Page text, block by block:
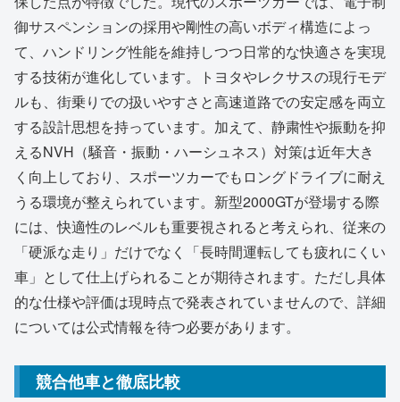
御サスペンションの採用や剛性の高いボディ構造によっ
て、ハンドリング性能を維持しつつ日常的な快適さを実現
する技術が進化しています。トヨタやレクサスの現行モデ
ルも、街乗りでの扱いやすさと高速道路での安定感を両立
する設計思想を持っています。加えて、静粛性や振動を抑
えるNVH（騒音・振動・ハーシュネス）対策は近年大き
く向上しており、スポーツカーでもロングドライブに耐え
うる環境が整えられています。新型2000GTが登場する際
には、快適性のレベルも重要視されると考えられ、従来の
「硬派な走り」だけでなく「長時間運転しても疲れにくい
車」として仕上げられることが期待されます。ただし具体
的な仕様や評価は現時点で発表されていませんので、詳細
については公式情報を待つ必要があります。
競合他車と徹底比較